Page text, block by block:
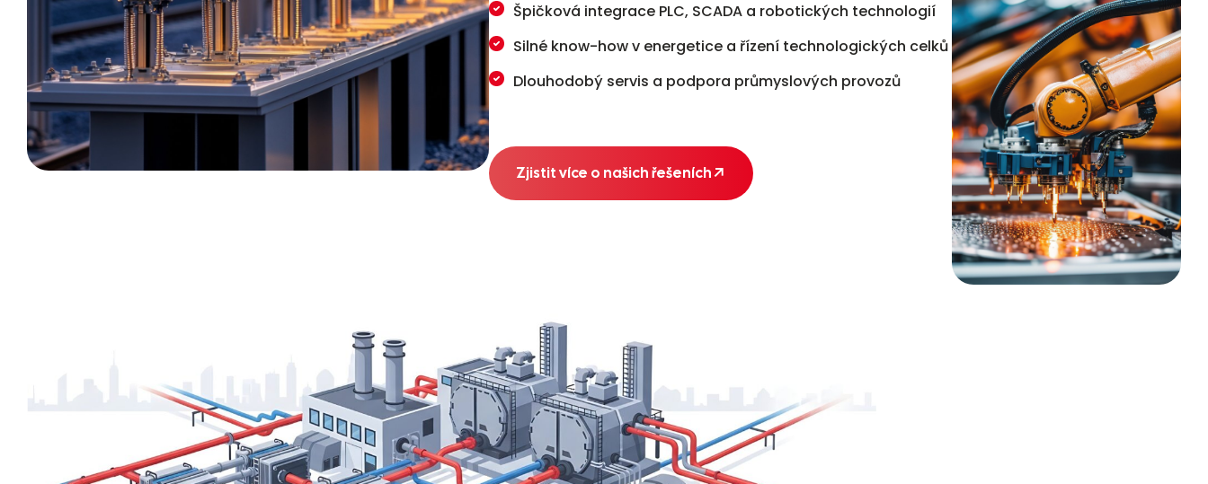
Špičková integrace PLC, SCADA a robotických technologií
Silné know-how v energetice a řízení technologických celků
Dlouhodobý servis a podpora průmyslových provozů
Zjistit více o našich řešeních